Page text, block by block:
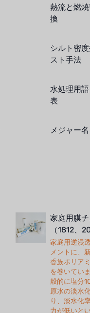
熱流と燃
換
シルト密
スト手法
水処理用
表
メジャー
家庭用膜
（1812、
家庭用逆浸
メントに、
香族ポリア
を巻いてい
般的に塩分
原水の淡水
り、淡水化
力が低いと